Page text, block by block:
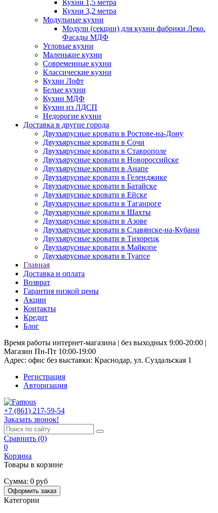
Кухни 1,5 метра
Кухни 3,2 метра
Модульные кухни
Модули (секции) для кухни фабрики Леко.
Фасады МДФ
Угловые кухни
Маленькие кухни
Современные кухни
Классические кухни
Кухни Лофт
Белые кухни
Кухни МДФ
Кухни из ЛДСП
Недорогие кухни
Доставка в другие города
Двухъярусные кровати в Ростове-на-Дону
Двухъярусные кровати в Сочи
Двухъярусные кровати в Ставрополе
Двухъярусные кровати в Новороссийске
Двухъярусные кровати в Анапе
Двухъярусные кровати в Геленджике
Двухъярусные кровати в Батайске
Двухъярусные кровати в Ейске
Двухъярусные кровати в Таганроге
Двухъярусные кровати в Шахты
Двухъярусные кровати в Азове
Двухъярусные кровати в Славянске-на-Кубани
Двухъярусные кровати в Тихорецк
Двухъярусные кровати в Майкопе
Двухъярусные кровати в Туапсе
Главная
Доставка и оплата
Возврат
Гарантия низкой цены
Акции
Контакты
Кредит
Блог
Время работы интернет-магазина | без выходных 9:00-20:00 |
Магазин Пн-Пт 10:00-19:00
Адрес: офис без выставки: Краснодар, ул. Суздальская 1
Регистрация
Авторизация
+7 (861) 217-59-54
Заказать звонок!
Сравнить (0)
0
Корзина
Товары в корзине
Сумма: 0 руб
Оформить заказ
Категории